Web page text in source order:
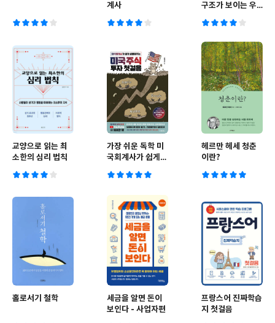
계사
구조가 보이는 우
교양으로 읽는 최
소한의 심리 법칙
가장 쉬운 독학 미
국회계사가 쉽게
식 투자 첫걸음
헤르만 헤세 청춘
이란?
홀로서기 철학
세금을 알면 돈이
보인다 - 사업자편
프랑스어 진짜학습
지 첫걸음